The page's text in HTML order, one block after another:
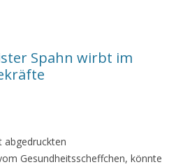
Spahn wirbt im
abgedruckten
Gesundheitsscheffchen, könnte